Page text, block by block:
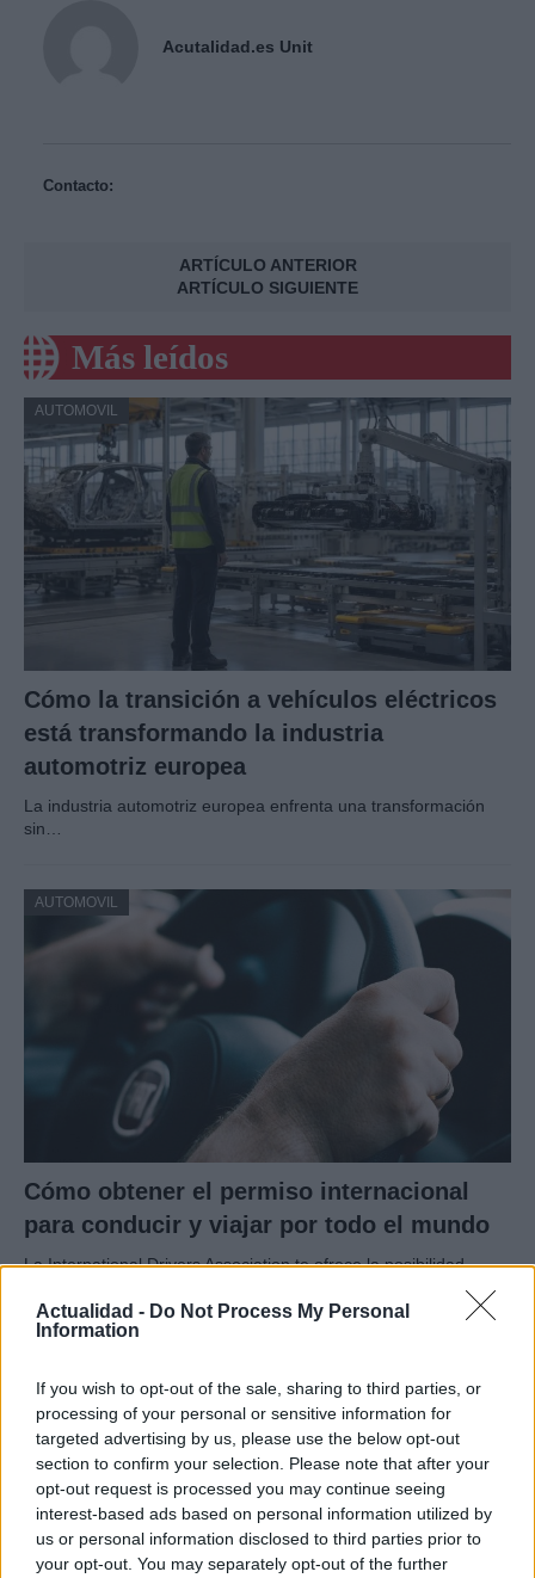
Actualidad - Do Not Process My Personal
Information
If you wish to opt-out of the sale, sharing to third parties, or
processing of your personal or sensitive information for
targeted advertising by us, please use the below opt-out
section to confirm your selection. Please note that after your
opt-out request is processed you may continue seeing
interest-based ads based on personal information utilized by
us or personal information disclosed to third parties prior to
your opt-out. You may separately opt-out of the further
Acutalidad.es Unit
Contacto:
ARTÍCULO ANTERIOR
ARTÍCULO SIGUIENTE
Más leídos
AUTOMOVIL
Cómo la transición a vehículos eléctricos
está transformando la industria
automotriz europea
La industria automotriz europea enfrenta una transformación
sin…
AUTOMOVIL
Cómo obtener el permiso internacional
para conducir y viajar por todo el mundo
La International Drivers Association te ofrece la posibilidad…
AUTOMOVIL